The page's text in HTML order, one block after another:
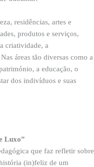
residências, artes e
produtos e serviços,
criatividade, a
áreas tão diversas como a
a educação, o
dos indivíduos e suas
Luxo”
que faz refletir sobre
(in)feliz de um